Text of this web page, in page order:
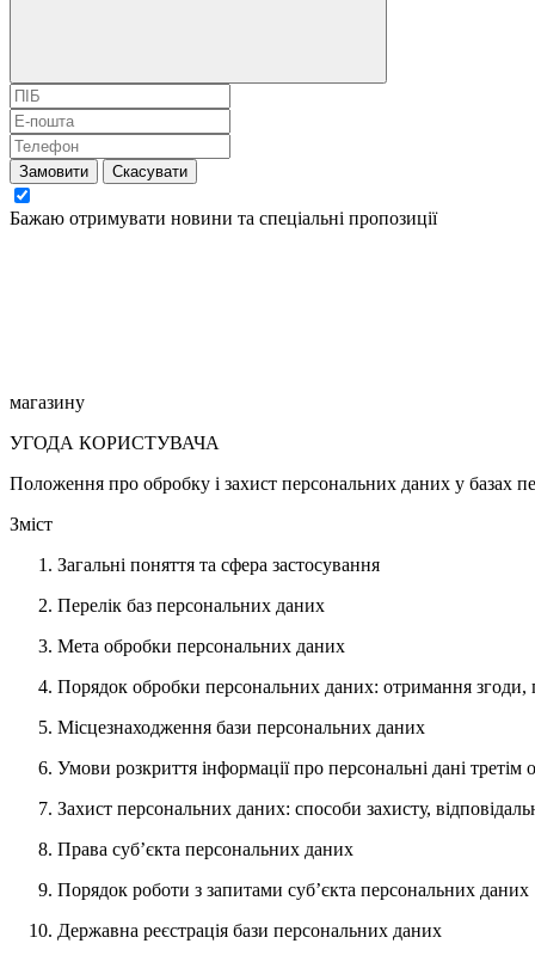
Замовити Скасувати
Бажаю отримувати новини та спеціальні пропозиції
магазину
УГОДА КОРИСТУВАЧА
Положення про обробку і захист персональних даних у базах
Зміст
Загальні поняття та сфера застосування
Перелік баз персональних даних
Мета обробки персональних даних
Порядок обробки персональних даних: отримання згоди,
Місцезнаходження бази персональних даних
Умови розкриття інформації про персональні дані третім
Захист персональних даних: способи захисту,
Права суб’єкта персональних даних
Порядок роботи з запитами суб’єкта персональних даних
Державна реєстрація бази персональних даних